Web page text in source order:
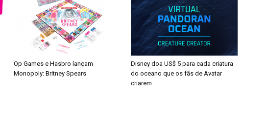
Op Games e Hasbro lançam
Monopoly: Britney Spears
Disney doa US$ 5 para cada criatura
do oceano que os fãs de Avatar
criarem